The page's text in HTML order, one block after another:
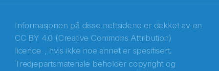
Informasjonen på disse nettsidene er dekket av en
CC BY 4.0 (Creative Commons Attribution)
licence , hvis ikke noe annet er spesifisert.
Tredjepartsmateriale beholder copyright og